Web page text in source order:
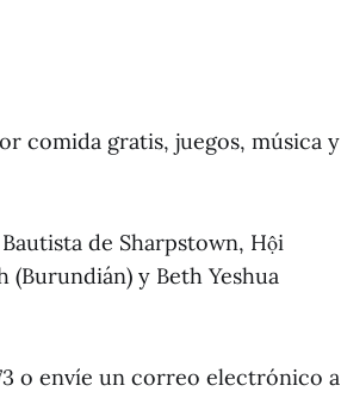
comida gratis, juegos, música y
de Sharpstown, Hội
(Burundián) y Beth Yeshua
o envíe un correo electrónico a